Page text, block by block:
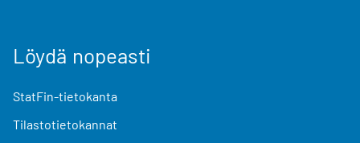
Löydä nopeasti
StatFin-tietokanta
Tilastotietokannat